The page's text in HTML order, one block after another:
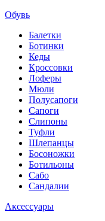
Обувь
Балетки
Ботинки
Кеды
Кроссовки
Лоферы
Мюли
Полусапоги
Сапоги
Слипоны
Туфли
Шлепанцы
Босоножки
Ботильоны
Сабо
Сандалии
Аксессуары